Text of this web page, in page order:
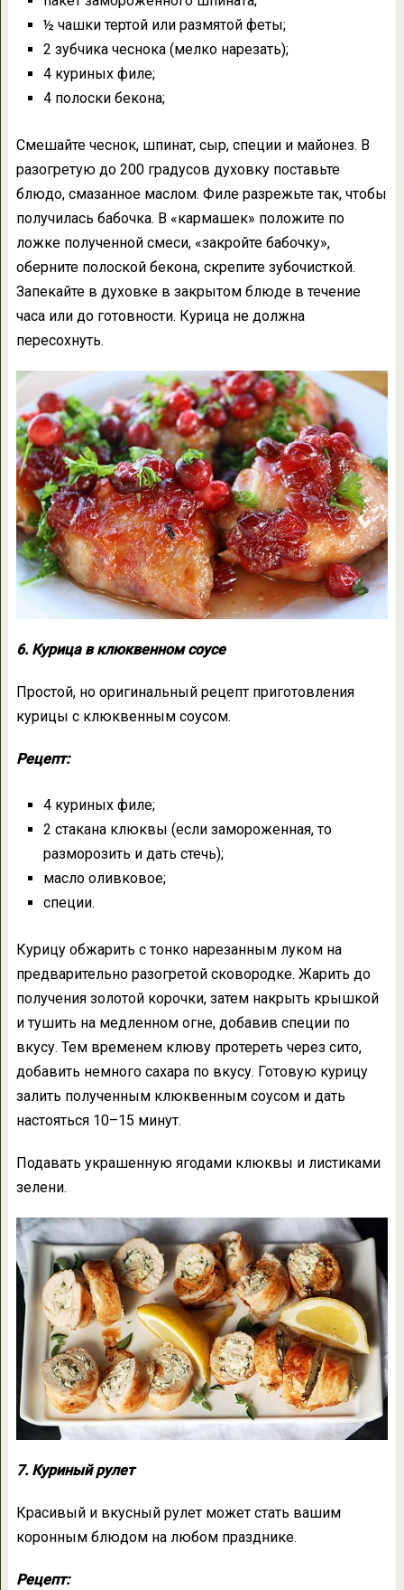
½ чашки тертой или размятой феты;
2 зубчика чеснока (мелко нарезать);
4 куриных филе;
4 полоски бекона;
Смешайте чеснок, шпинат, сыр, специи и майонез. В
разогретую до 200 градусов духовку поставьте
блюдо, смазанное маслом. Филе разрежьте так, чтобы
получилась бабочка. В «кармашек» положите по
ложке полученной смеси, «закройте бабочку»,
оберните полоской бекона, скрепите зубочисткой.
Запекайте в духовке в закрытом блюде в течение
часа или до готовности. Курица не должна
пересохнуть.
6. Курица в клюквенном соусе
Простой, но оригинальный рецепт приготовления
курицы с клюквенным соусом.
Рецепт:
4 куриных филе;
2 стакана клюквы (если замороженная, то
разморозить и дать стечь);
масло оливковое;
специи.
Курицу обжарить с тонко нарезанным луком на
предварительно разогретой сковородке. Жарить до
получения золотой корочки, затем накрыть крышкой
и тушить на медленном огне, добавив специи по
вкусу. Тем временем клюву протереть через сито,
добавить немного сахара по вкусу. Готовую курицу
залить полученным клюквенным соусом и дать
настояться 10–15 минут.
Подавать украшенную ягодами клюквы и листиками
зелени.
7. Куриный рулет
Красивый и вкусный рулет может стать вашим
коронным блюдом на любом празднике.
Рецепт: